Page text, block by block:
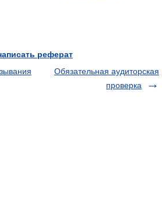
реферат
Обязательная аудиторская
проверка